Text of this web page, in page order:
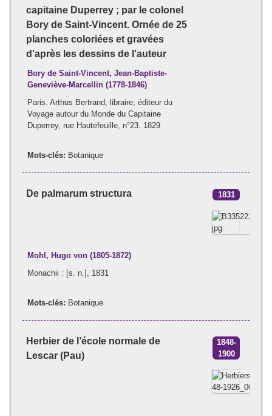
capitaine Duperrey ; par le colonel
Bory de Saint-Vincent. Ornée de 25
planches coloriées et gravées
d'après les dessins de l'auteur
Bory de Saint-Vincent, Jean-Baptiste-
Geneviève-Marcellin (1778-1846)
Paris. Arthus Bertrand, libraire, éditeur du
Voyage autour du Monde du Capitaine
Duperrey, rue Hautefeuille, n°23. 1829
Mots-clés: Botanique
De palmarum structura 1831
Mohl, Hugo von (1805-1872)
Monachii : [s. n.], 1831
Mots-clés: Botanique
Herbier de l’école normale de
Lescar (Pau)
1848-
1900